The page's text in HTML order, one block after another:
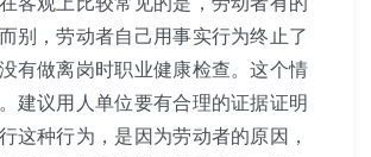
别，劳动者自己用事实行为终止了
有做离岗时职业健康检查。这个情
建议用人单位要有合理的证据证明
这种行为，是因为劳动者的原因，